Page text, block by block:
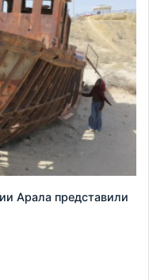
Арала представили